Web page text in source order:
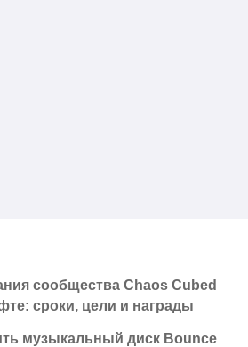
сообщества Chaos Cubed
сроки, цели и награды
музыкальный диск Bounce